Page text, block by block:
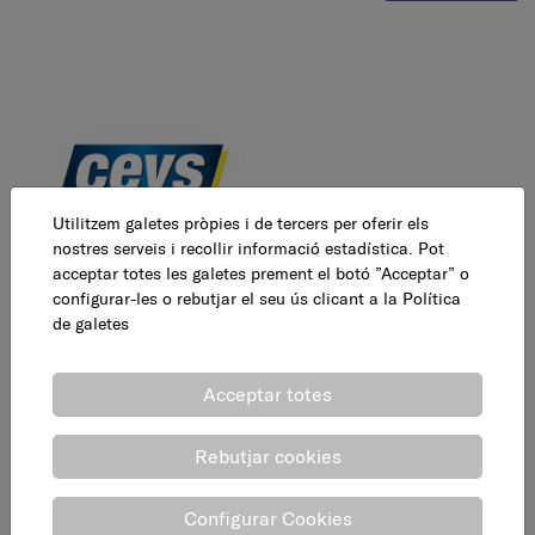
Mesures embalatge
Alçada : 5,20 cm
Volum : 0,240 Kg
Utilitzem galetes pròpies i de tercers per oferir els
nostres serveis i recollir informació estadística. Pot
acceptar totes les galetes prement el botó ”Acceptar” o
configurar-les o rebutjar el seu ús clicant a la Política
de galetes
Acceptar totes
Rebutjar cookies
Configurar Cookies